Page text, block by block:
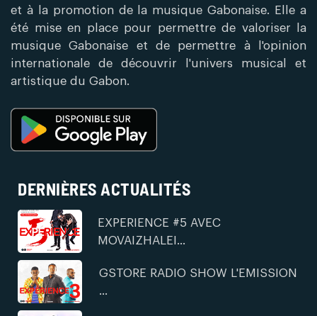
et à la promotion de la musique Gabonaise. Elle a
été mise en place pour permettre de valoriser la
musique Gabonaise et de permettre à l'opinion
internationale de découvrir l'univers musical et
artistique du Gabon.
DERNIÈRES ACTUALITÉS
EXPERIENCE #5 AVEC
MOVAIZHALEI...
GSTORE RADIO SHOW L'EMISSION
...